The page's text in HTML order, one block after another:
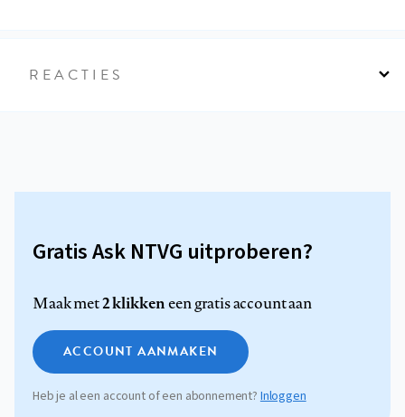
REACTIES
Gratis Ask NTVG uitproberen?
Maak met2 klikkeneen gratis account aan
ACCOUNT AANMAKEN
Heb je al een account of een abonnement? Inloggen